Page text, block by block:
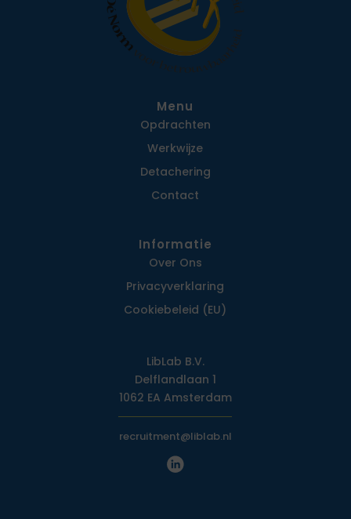
Menu
Opdrachten
Werkwijze
Detachering
Contact
Informatie
Over Ons
Privacy­verklaring
Cookiebeleid (EU)
LibLab B.V.
Delflandlaan 1
1062 EA Amsterdam
recruitment@liblab.nl